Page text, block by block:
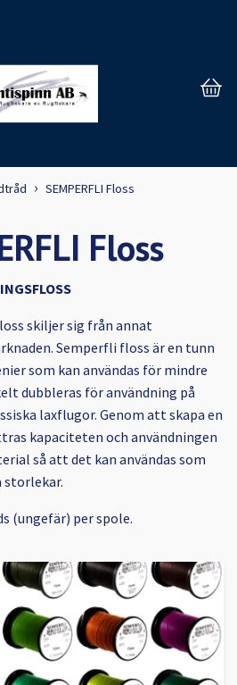
SEMPERFLI Floss
Floss
skiljer sig från annat
Semperfli floss är en tunn
som kan användas för mindre
dubbleras för användning på
laxflugor. Genom att skapa en
kapaciteten och användningen
så att det kan användas som
storlekar.
(ungefär) per spole.